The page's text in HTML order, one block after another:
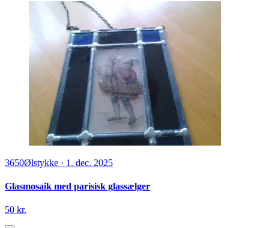
3650Ølstykke · 1. dec. 2025
Glasmosaik med parisisk glassælger
50 kr.